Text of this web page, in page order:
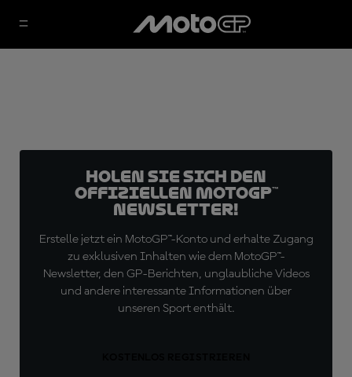
Holen Sie sich den
offiziellen MotoGP™
Newsletter!
Erstelle jetzt ein MotoGP™-Konto und erhalte Zugang
zu exklusiven Inhalten wie dem MotoGP™-
Newsletter, den GP-Berichten, unglaubliche Videos
und andere interessante Informationen über
unseren Sport enthält.